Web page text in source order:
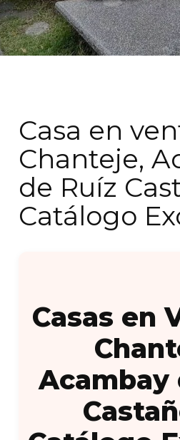
Casa en
Chanteje,
de Ruíz
Catálogo
Casas en
Acambay